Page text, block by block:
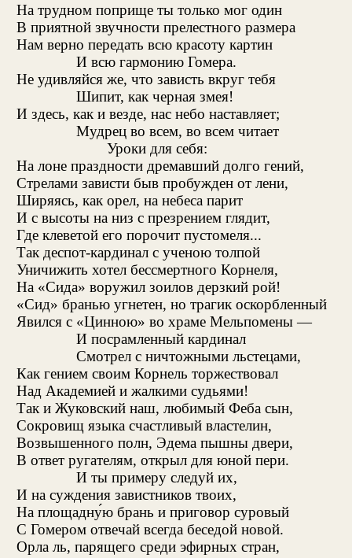
На трудном поприще ты только мог один
В приятной звучности прелестного размера
Нам верно передать всю красоту картин
И всю гармонию Гомера.
Не удивляйся же, что зависть вкруг тебя
Шипит, как черная змея!
И здесь, как и везде, нас небо наставляет;
Мудрец во всем, во всем читает
Уроки для себя:
На лоне праздности дремавший долго гений,
Стрелами зависти быв пробужден от лени,
Ширяясь, как орел, на небеса парит
И с высоты на низ с презрением глядит,
Где клеветой его порочит пустомеля...
Так деспот-кардинал с ученою толпой
Уничижить хотел бессмертного Корнеля,
На «Сида» воружил зоилов дерзкий рой!
«Сид» бранью угнетен, но трагик оскорбленный
Явился с «Цинною» во храме Мельпомены —
И посрамленный кардинал
Смотрел с ничтожными льстецами,
Как гением своим Корнель торжествовал
Над Академией и жалкими судьями!
Так и Жуковский наш, любимый Феба сын,
Сокровищ языка счастливый властелин,
Возвышенного полн, Эдема пышны двери,
В ответ ругателям, открыл для юной пери.
И ты примеру следуй их,
И на суждения завистников твоих,
На площадну́ю брань и приговор суровый
С Гомером отвечай всегда беседой новой.
Орла ль, парящего среди эфирных стран,